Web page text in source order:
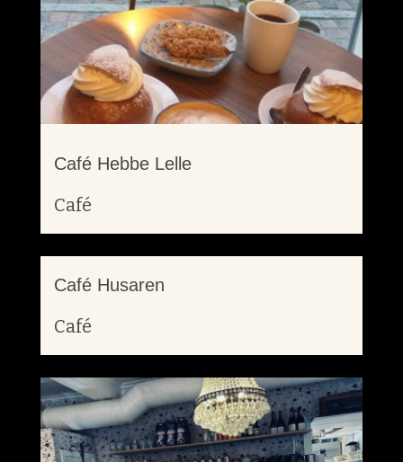
Café Hebbe Lelle
Café
Café Husaren
Café